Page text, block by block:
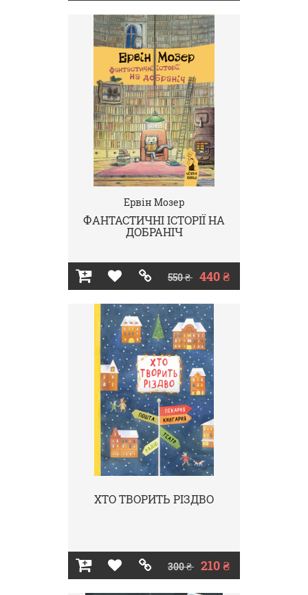
Ервін Мозер
ФАНТАСТИЧНІ ІСТОРІЇ НА
ДОБРАНІЧ
550 ₴ 440 ₴
ХТО ТВОРИТЬ РІЗДВО
300 ₴ 210 ₴